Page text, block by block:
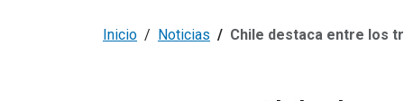
Inicio Noticias Chile destaca entre los tres